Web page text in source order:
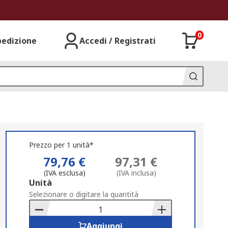
Accedi / Registrati
0
Prezzo per 1 unità*
79,76 €
(IVA esclusa)
97,31 €
(IVA inclusa)
Add
to
Basket
Unità
Selezionare o digitare la quantità